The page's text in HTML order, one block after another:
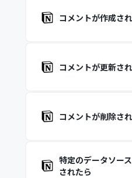
コメントが作成さ
コメントが更新さ
コメントが削除さ
特定のデータソー
されたら